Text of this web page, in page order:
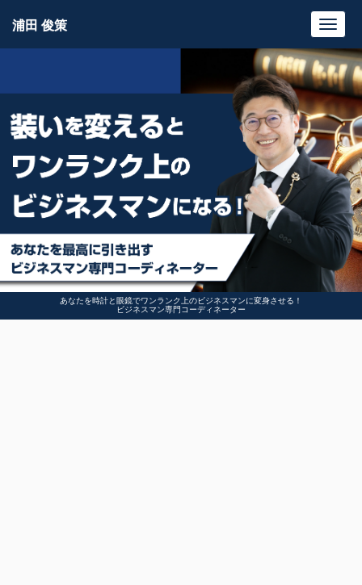
あなたを時計と眼鏡でワンランク上のビジネスマンに変身させる！
ビジネスマン専門コーディネーター
浦田 俊策